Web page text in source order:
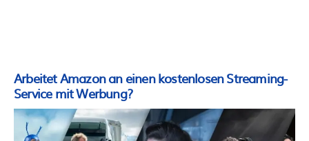
Arbeitet Amazon an einen kostenlosen Streaming-
Service mit Werbung?